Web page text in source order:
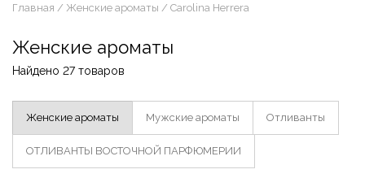
Главная Женские ароматы Carolina Herrera
Женские ароматы
Найдено 27 товаров
Женские ароматы Мужские ароматы Отливанты
ОТЛИВАНТЫ ВОСТОЧНОЙ ПАРФЮМЕРИИ